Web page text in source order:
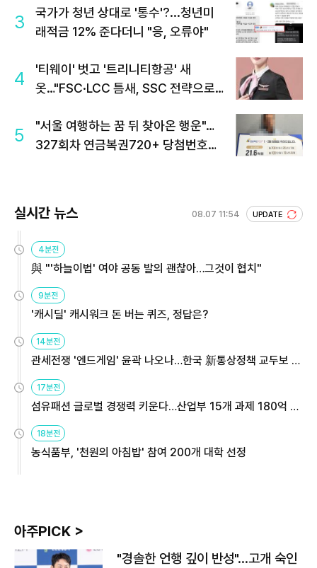
3
국가가 청년 상대로 '통수'?...청년미
래적금 12% 준다더니 "응, 오류야"
4
'티웨이' 벗고 '트리니티항공' 새
옷…"FSC·LCC 틈새, SSC 전략으로
5
"서울 여행하는 꿈 뒤 찾아온 행운"…
327회차 연금복권720+ 당첨번호조
실시간 뉴스 08.07 11:54 UPDATE
4분전
與 "'하늘이법' 여야 공동 발의 괜찮아…그것이 협치"
9분전
'캐시딜' 캐시워크 돈 버는 퀴즈, 정답은?
14분전
관세전쟁 '엔드게임' 윤곽 나오나…한국 新통상정책 교두보 활
용해야
17분전
섬유패션 글로벌 경쟁력 키운다…산업부 15개 과제 180억 지
원
18분전
농식품부, '천원의 아침밥' 참여 200개 대학 선정
아주PICK >
"경솔한 언행 깊이 반성"…고개 숙인